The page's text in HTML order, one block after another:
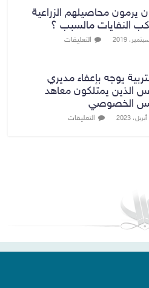
يرمون محاصيلهم الزراعية
النفايات مالسبب ؟
التعليقات
يوجه بإعفاء مديري
الذين يمتلكون معاهد
الخصوصي
التعليقات